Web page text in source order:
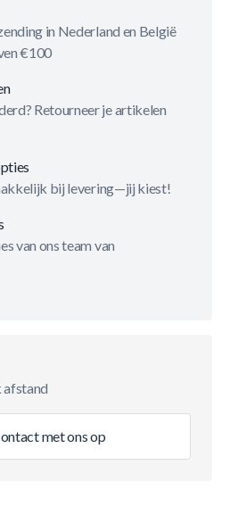
in Nederland en België
€100
Retourneer je artikelen
bij levering—jij kiest!
van ons team van
afstand
met ons op